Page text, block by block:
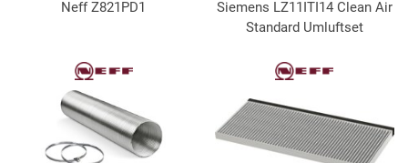
Neff Z821PD1
Siemens LZ11ITI14 Clean Air
Standard Umluftset